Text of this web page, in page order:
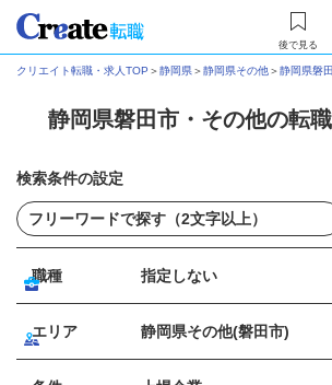
後で見る
クリエイト転職・求人TOP ＞静岡県＞静岡県その他＞静岡県磐
静岡県磐田市・その他の転
検索条件の設定
職種 指定しない
エリア 静岡県その他(磐田市)